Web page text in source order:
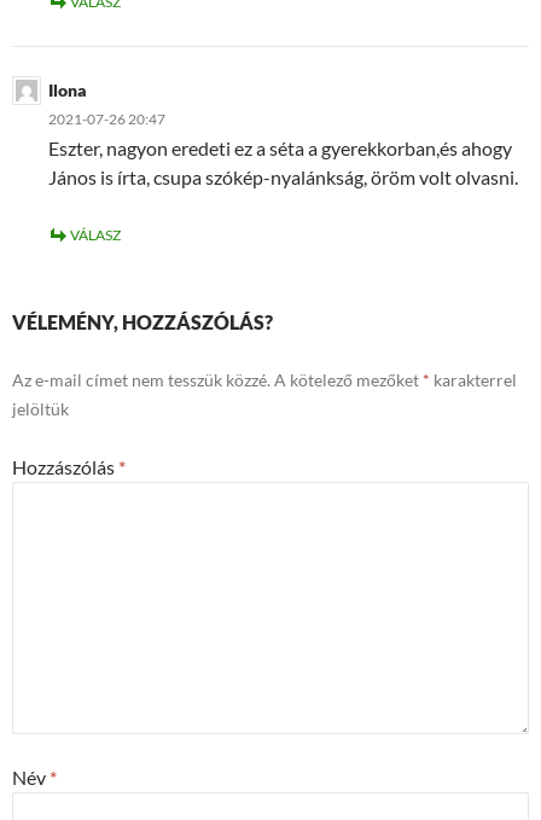
Ilona
2021-07-26 20:47
Eszter, nagyon eredeti ez a séta a gyerekkorban,és ahogy
János is írta, csupa szókép-nyalánkság, öröm volt olvasni.
VÁLASZ
VÉLEMÉNY, HOZZÁSZÓLÁS?
Az e-mail címet nem tesszük közzé. A kötelező mezőket * karakterrel
jelöltük
Hozzászólás *
Név *